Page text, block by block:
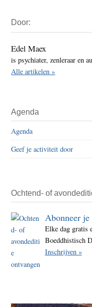
Sidebar
Door:
Edel Maex
is psychiater, zenleraar en
Alle artikelen »
Agenda
Agenda
Geef je activiteit door
Ochtend- of
Abonneer je
Elke dag gratis
Boeddhistisch
Inschrijven »